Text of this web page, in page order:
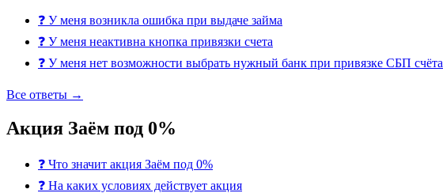
❓ У меня возникла ошибка при выдаче займа
❓ У меня неактивна кнопка привязки счета
❓ У меня нет возможности выбрать нужный банк при привязке СБП счёта
Все ответы →
Акция Заём под 0%
❓ Что значит акция Заём под 0%
❓ На каких условиях действует акция